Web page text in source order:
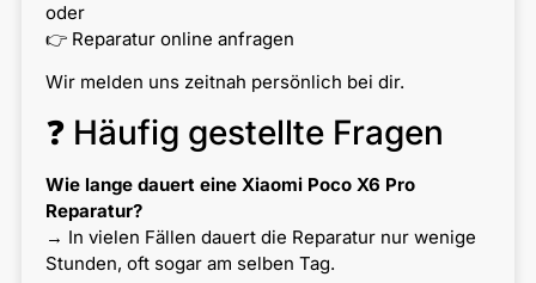
oder
👉 Reparatur online anfragen
Wir melden uns zeitnah persönlich bei dir.
❓ Häufig gestellte Fragen
Wie lange dauert eine Xiaomi Poco X6 Pro
Reparatur?
→ In vielen Fällen dauert die Reparatur nur wenige
Stunden, oft sogar am selben Tag.